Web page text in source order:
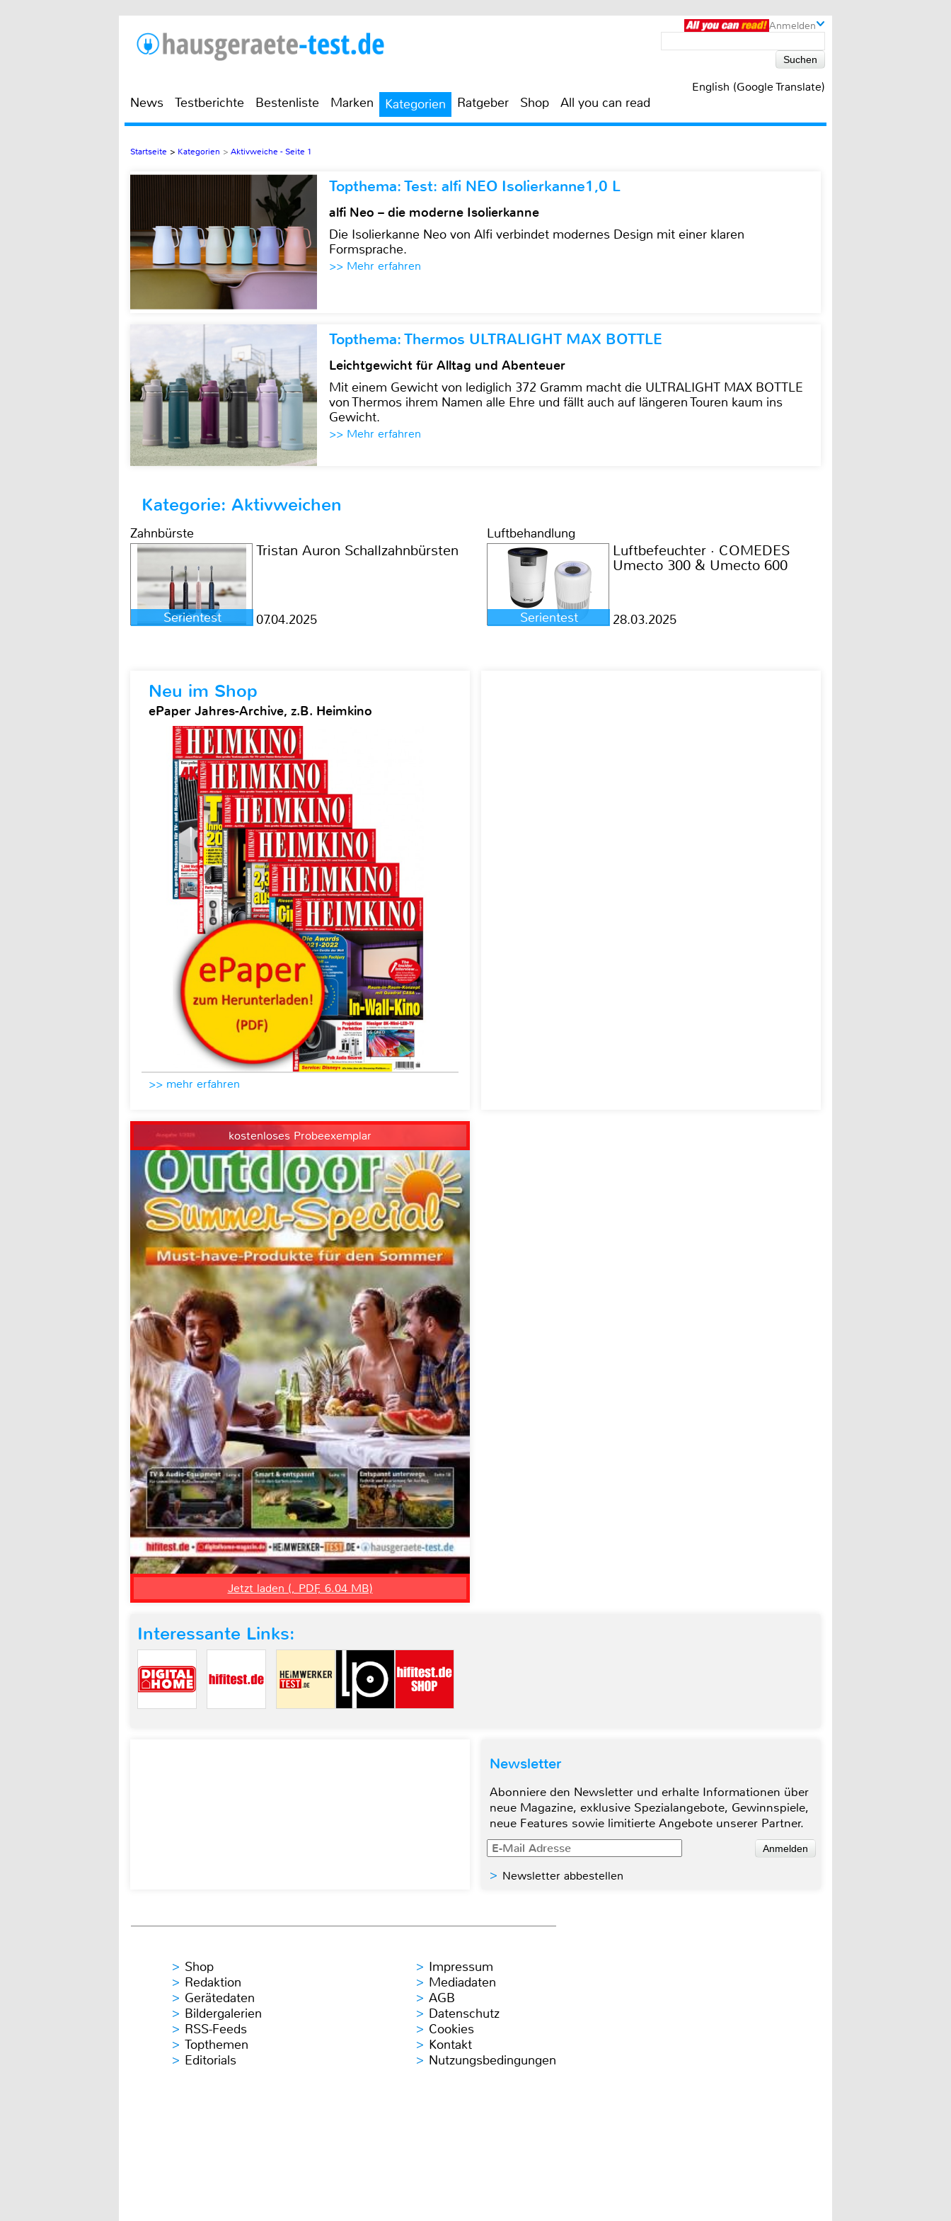
Anmelden
English (Google Translate)
News Testberichte Bestenliste Marken Kategorien Ratgeber Shop All you can read
Startseite > Kategorien > Aktivweiche - Seite 1
Topthema: Test: alfi NEO Isolierkanne1,0 L
alfi Neo – die moderne Isolierkanne
Die Isolierkanne Neo von Alfi verbindet modernes Design mit einer klaren
Formsprache.
>> Mehr erfahren
Topthema: Thermos ULTRALIGHT MAX BOTTLE
Leichtgewicht für Alltag und Abenteuer
Mit einem Gewicht von lediglich 372 Gramm macht die ULTRALIGHT MAX BOTTLE
von Thermos ihrem Namen alle Ehre und fällt auch auf längeren Touren kaum ins
Gewicht.
>> Mehr erfahren
Kategorie: Aktivweichen
Zahnbürste
Serientest
Tristan Auron Schallzahnbürsten
07.04.2025
Luftbehandlung
Serientest
Luftbefeuchter · COMEDES
Umecto 300 & Umecto 600
28.03.2025
Neu im Shop
ePaper Jahres-Archive, z.B. Heimkino
>> mehr erfahren
kostenloses Probeexemplar
Jetzt laden (, PDF, 6.04 MB)
Interessante Links:
Newsletter
Abonniere den Newsletter und erhalte Informationen über
neue Magazine, exklusive Spezialangebote, Gewinnspiele,
neue Features sowie limitierte Angebote unserer Partner.
Newsletter abbestellen
Shop
Redaktion
Gerätedaten
Bildergalerien
RSS-Feeds
Topthemen
Editorials
Impressum
Mediadaten
AGB
Datenschutz
Cookies
Kontakt
Nutzungsbedingungen